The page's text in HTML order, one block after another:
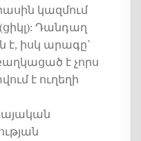
կազմում
(ցիկլ): Դանդաղ
ն է, իսկ արագը`
է չորս
է ուղեղի